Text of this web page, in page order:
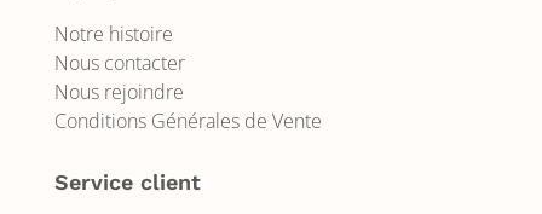
Notre histoire
Nous contacter
Nous rejoindre
Conditions Générales de Vente
Service client